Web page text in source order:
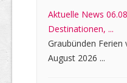
Aktuelle News
Destinationen, ...
Graubünden
August 2026 ...